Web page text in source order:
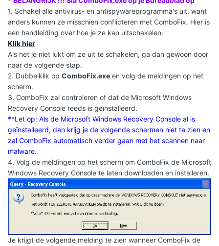
1. Schakel alle antivirus- en antispywareprogramma's uit, want
anders kunnen ze misschien conflicteren met ComboFix. Hier is
een handleiding over hoe je ze kan uitschakelen:
Klik hier
Als het je niet lukt om ze uit te schakelen, ga dan gewoon door
naar de volgende stap.
2. Dubbelklik op ComboFix.exe en volg de meldingen op het
scherm.
3. ComboFix zal controleren of dat de Microsoft Windows
Recovery Console reeds is geïnstalleerd.
**Let op: Als de Microsoft Windows Recovery Console al is
geïnstalleerd, dan krijg je de volgende schermen niet te zien en
zal ComboFix automatisch verder gaan met het scannen naar
malware.
4. Volg de meldingen op het scherm om ComboFix de Microsoft
Windows Recovery Console te laten downloaden en installeren.
Je krijgt de volgende melding te zien wanneer ComboFix de